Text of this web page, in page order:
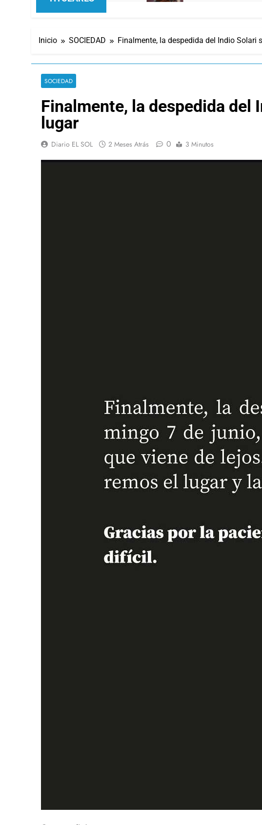
Inicio SOCIEDAD Finalmente, la despedida del Indio Solari
SOCIEDAD
Finalmente, la despedida del
lugar
Diario EL SOL 2 Meses Atrás 0 3 Minutos